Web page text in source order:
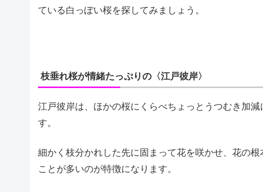
ている白っぽい桜を探してみましょう。
枝垂れ桜が情緒たっぷりの〈江戸彼岸〉
江戸彼岸は、ほかの桜にくらべちょっとうつむき加
す。
細かく枝分かれした先に固まって花を咲かせ、花の
ことが多いのが特徴になります。